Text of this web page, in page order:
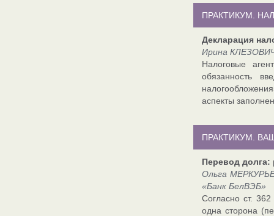
ПРАКТИКУМ.
Декларация
Ирина
Налоговые
обязанность
аспекты
ПРАКТИКУМ.
Перевод долга:
Ольга
«Банк БелВЭБ»
Согласно ст.
одна сторона